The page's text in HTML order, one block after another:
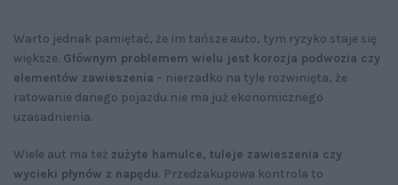
Warto jednak pamiętać, że im tańsze auto, tym ryzyko staje się
większe. Głównym problemem wielu jest korozja podwozia czy
elementów zawieszenia – nierzadko na tyle rozwinięta, że
ratowanie danego pojazdu nie ma już ekonomicznego
uzasadnienia.
Wiele aut ma też zużyte hamulce, tuleje zawieszenia czy
wycieki płynów z napędu. Przedzakupowa kontrola to